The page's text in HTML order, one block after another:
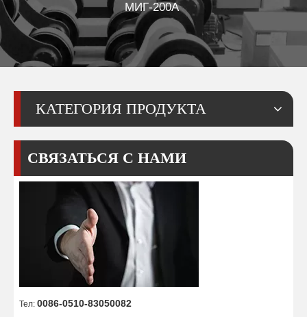
МИГ-200А
КАТЕГОРИЯ ПРОДУКТА
СВЯЗАТЬСЯ С НАМИ
Тел: 0086-0510-83050082